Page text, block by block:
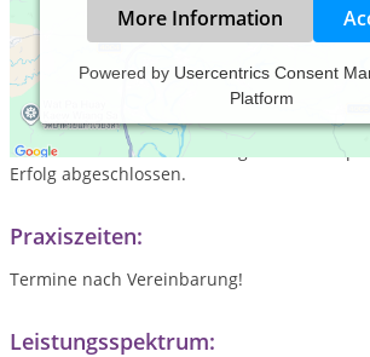
More Information
Powered by Usercentrics Consent
Platform
Seit 2005 führe ich eine mobile Praxis für
Kleintiere in Wegberg. Ich bin gelernte
habe 2005 meine Ausbildung zur
Erfolg abgeschlossen.
Praxiszeiten:
Termine nach Vereinbarung!
Leistungsspektrum: